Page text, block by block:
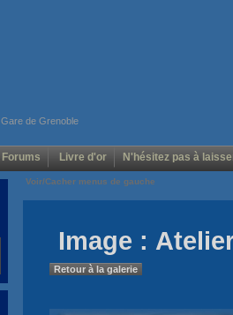
Gare de Grenoble
Forums Livre d'or N'hésitez pas à
Voir/Cacher menus de gauche
Image :
Retour à la galerie